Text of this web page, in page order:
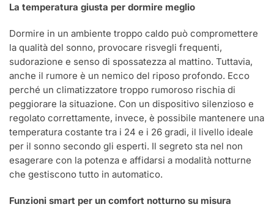
La temperatura giusta per dormire meglio
Dormire in un ambiente troppo caldo può compromettere
la qualità del sonno, provocare risvegli frequenti,
sudorazione e senso di spossatezza al mattino. Tuttavia,
anche il rumore è un nemico del riposo profondo. Ecco
perché un climatizzatore troppo rumoroso rischia di
peggiorare la situazione. Con un dispositivo silenzioso e
regolato correttamente, invece, è possibile mantenere una
temperatura costante tra i 24 e i 26 gradi, il livello ideale
per il sonno secondo gli esperti. Il segreto sta nel non
esagerare con la potenza e affidarsi a modalità notturne
che gestiscono tutto in automatico.
Funzioni smart per un comfort notturno su misura